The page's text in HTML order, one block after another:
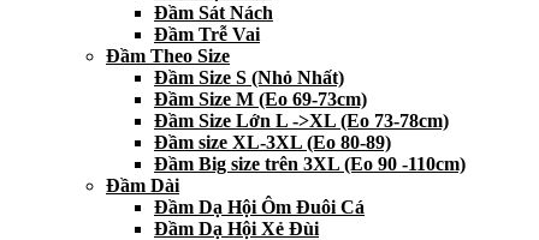
Đầm Sát Nách
Đầm Trễ Vai
Đầm Theo Size
Đầm Size S (Nhỏ Nhất)
Đầm Size M (Eo 69-73cm)
Đầm Size Lớn L ->XL (Eo 73-78cm)
Đầm size XL-3XL (Eo 80-89)
Đầm Big size trên 3XL (Eo 90 -110cm)
Đầm Dài
Đầm Dạ Hội Ôm Đuôi Cá
Đầm Dạ Hội Xẻ Đùi